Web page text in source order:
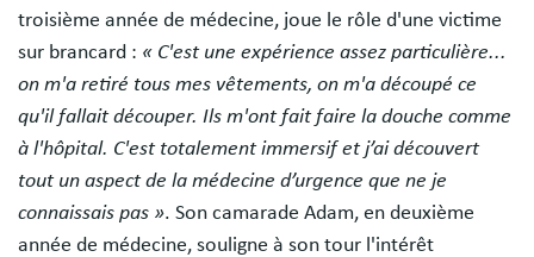
troisième année de médecine, joue le rôle d'une victime
sur brancard : « C'est une expérience assez particulière...
on m'a retiré tous mes vêtements, on m'a découpé ce
qu'il fallait découper. Ils m'ont fait faire la douche comme
à l'hôpital. C'est totalement immersif et j’ai découvert
tout un aspect de la médecine d’urgence que ne je
connaissais pas ». Son camarade Adam, en deuxième
année de médecine, souligne à son tour l'intérêt